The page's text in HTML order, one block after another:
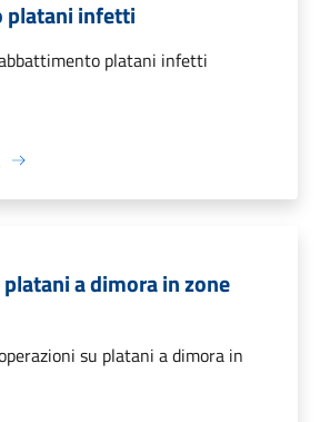
platani infetti
platani infetti
a dimora in zone
su platani a dimora in